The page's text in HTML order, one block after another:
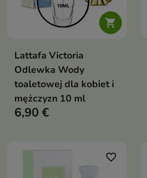

Lattafa Victoria
Odlewka Wody
toaletowej dla kobiet i
mężczyzn 10 ml
6,90 €
favorite_border